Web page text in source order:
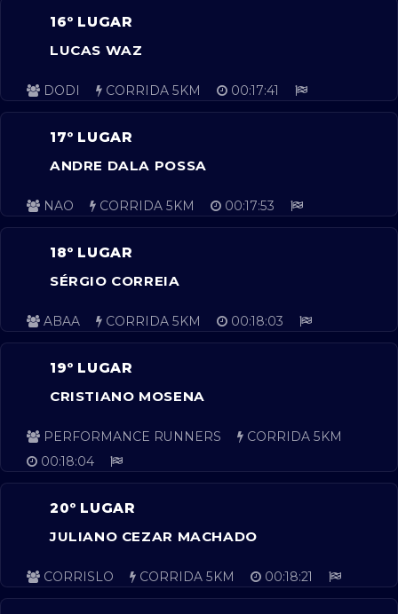
16º LUGAR
LUCAS WAZ
DODI CORRIDA 5KM 00:17:41
17º LUGAR
ANDRE DALA POSSA
NAO CORRIDA 5KM 00:17:53
18º LUGAR
SÉRGIO CORREIA
ABAA CORRIDA 5KM 00:18:03
19º LUGAR
CRISTIANO MOSENA
PERFORMANCE RUNNERS
CORRIDA 5KM
00:18:04
20º LUGAR
JULIANO CEZAR MACHADO
CORRISLO CORRIDA 5KM 00:18:21